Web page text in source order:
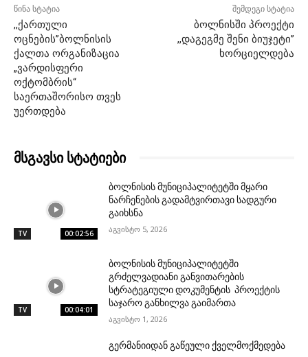
წინა სტატია
,,ქართული
ოცნების”ბოლნისის
ქალთა ორგანიზაცია
„ვარდისფერი
ოქტომბრის“
საერთაშორისო თვეს
უერთდება
შემდეგი სტატია
ბოლნისში პროექტი
,,დაგეგმე შენი ბიუჯეტი”
ხორციელდება
მსგავსი სტატიები
TV 00:02:56
ბოლნისის მუნიციპალიტეტში მყარი
ნარჩენების გადამტვირთავი სადგური
გაიხსნა
აგვისტო 5, 2026
TV 00:04:01
ბოლნისის მუნიციპალიტეტში
გრძელვადიანი განვითარების
სტრატეგიული დოკუმენტის პროექტის
საჯარო განხილვა გაიმართა
აგვისტო 1, 2026
გერმანიიდან გაწეული ქველმოქმედება